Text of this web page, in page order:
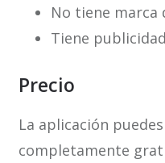
No tiene marca
Tiene
Precio
La aplicación
completamente